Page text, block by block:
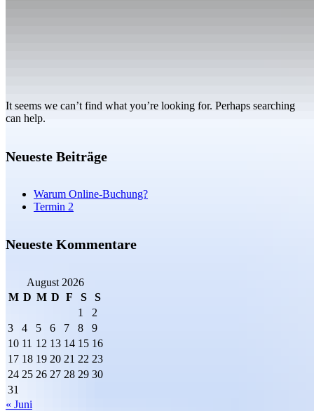
It seems we can’t find what you’re looking for. Perhaps searching
can help.
Neueste Beiträge
Warum Online-Buchung?
Termin 2
Neueste Kommentare
August 2026
M D M D F S
S
1
2
3
4 5 6 7 8
9
10 11 12 13 14 15 16
17 18 19 20 21 22 23
24 25 26 27 28 29 30
31
« Juni